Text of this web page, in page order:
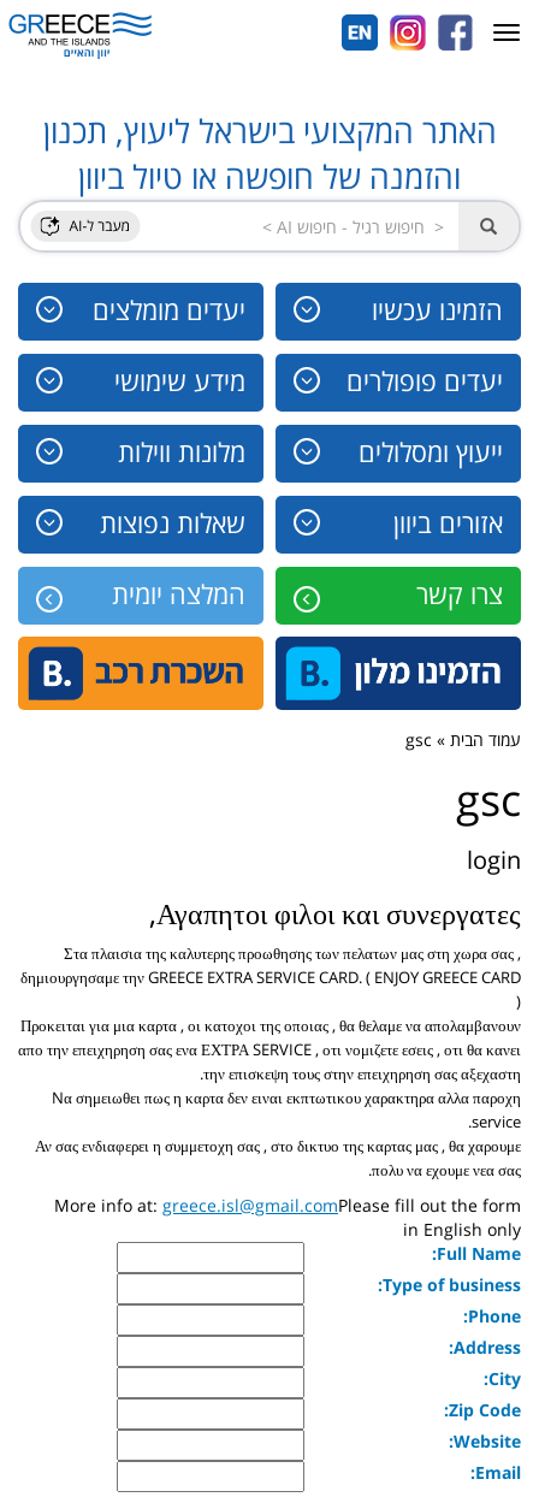
האתר המקצועי בישראל ליעוץ, תכנון
והזמנה של חופשה או טיול ביוון
הזמינו עכשיו יעדים מומלצים
יעדים פופולרים מידע שימושי
ייעוץ ומסלולים מלונות ווילות
אזורים ביוון שאלות נפוצות
צרו קשר המלצה יומית
Toggle
navigation
עמוד הבית » gsc
gsc
login
Αγαπητοι φιλοι και συνεργατες,
Στα πλαισια της καλυτερης προωθησης των πελατων μας στη χωρα σας ,
δημιουργησαμε την GREECE EXTRA SERVICE CARD. ( ENJOY GREECE CARD
)
Προκειται για μια καρτα , οι κατοχοι της οποιας , θα θελαμε να απολαμβανουν
απο την επειχηρηση σας ενα ΕΧΤΡΑ SERVICE , οτι νομιζετε εσεις , οτι θα κανει
την επισκεψη τους στην επειχηρηση σας αξεχαστη.
Nα σημειωθει πως η καρτα δεν ειναι εκπτωτικου χαρακτηρα αλλα παροχη
service.
Αν σας ενδιαφερει η συμμετοχη σας , στο δικτυο της καρτας μας , θα χαρουμε
πολυ να εχουμε νεα σας.
More info at: greece.isl@gmail.comPlease fill out the form
in English only
Full Name:
Type of business:
Phone:
Address:
City:
Zip Code:
Website:
Email: